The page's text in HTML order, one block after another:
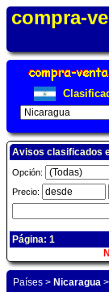
compra-
Avisos clasificados
Opción:
Precio:
Página: 1
Países > Nicaragua >